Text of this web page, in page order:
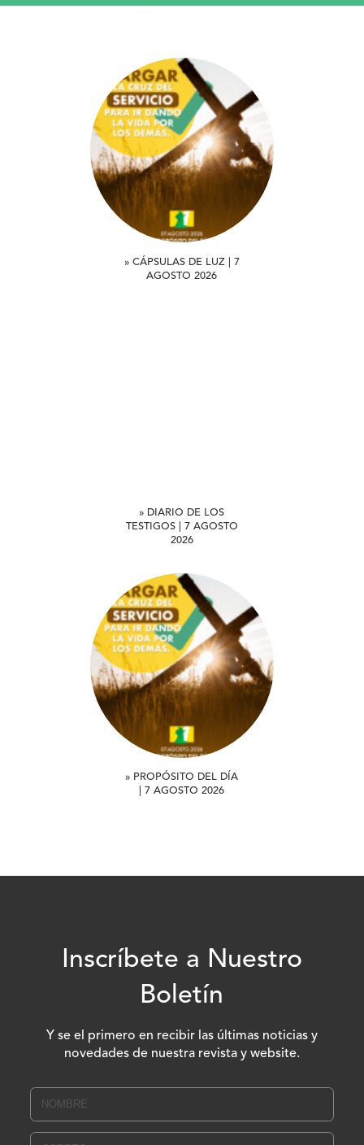
» CÁPSULAS DE LUZ | 7
AGOSTO 2026
» DIARIO DE LOS
TESTIGOS | 7 AGOSTO
2026
» PROPÓSITO DEL DÍA
| 7 AGOSTO 2026
Inscríbete a Nuestro
Boletín
Y se el primero en recibir las últimas noticias y
novedades de nuestra revista y website.